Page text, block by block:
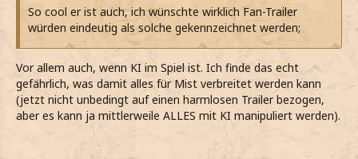
So cool er ist auch, ich wünschte wirklich Fan-Trailer
würden eindeutig als solche gekennzeichnet werden;
Vor allem auch, wenn KI im Spiel ist. Ich finde das echt
gefährlich, was damit alles für Mist verbreitet werden kann
(jetzt nicht unbedingt auf einen harmlosen Trailer bezogen,
aber es kann ja mittlerweile ALLES mit KI manipuliert werden).